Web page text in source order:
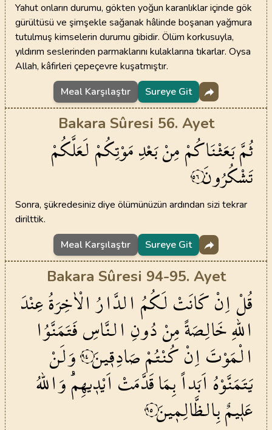
Yahut onların durumu, gökten yoğun karanlıklar içinde gök
gürültüsü ve şimşekle sağanak hâlinde boşanan yağmura
tutulmuş kimselerin durumu gibidir. Ölüm korkusuyla,
yıldırım seslerinden parmaklarını kulaklarına tıkarlar. Oysa
Allah, kâfirleri çepeçevre kuşatmıştır.
Meal Karşılaştır
Sureye Git
Bakara Sûresi 56. Ayet
ثُمَّبَعَثْنَاكُمْمِنْبَعْدِمَوْتِكُمْلَعَلَّكُمْ
تَشْكُرُونَ٥٦
Sonra, şükredesiniz diye ölümünüzün ardından sizi tekrar
dirilttik.
Meal Karşılaştır
Sureye Git
Bakara Sûresi 94-95. Ayet
قُلْاِنْكَانَتْلَكُمُ الدَّارُالْاٰخِرَةُعِنْدَ
اللّٰهِخَالِصَةًمِنْدُونِ النَّاسِفَتَمَنَّوُا
الْمَوْتَاِنْكُنْتُمْصَادِق۪ينَ٩٤ وَلَنْ
يَتَمَنَّوْهُ اَبَداًبِمَاقَدَّمَتْ اَيْد۪يهِمْۜوَاللّٰهُ
عَل۪يمٌبِالظَّالِم۪ينَ٩٥